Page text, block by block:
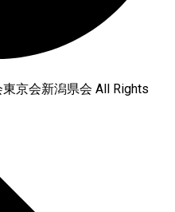
京会新潟県会 All Rights